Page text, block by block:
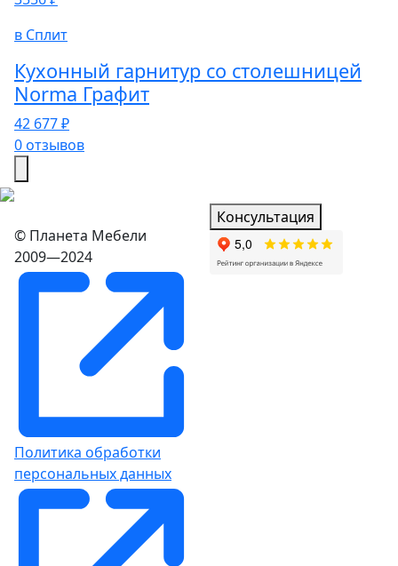
в Сплит
Кухонный гарнитур со столешницей
Norma Графит
42 677 ₽
0 отзывов
© Планета Мебели
2009—2024
Политика обработки
персональных данных
Консультация